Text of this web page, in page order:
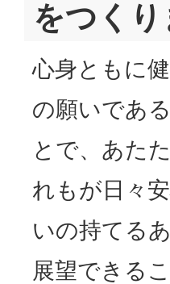
をつくり
心身ともに
の願いであ
とで、あた
れもが日々
いの持てる
展望できる